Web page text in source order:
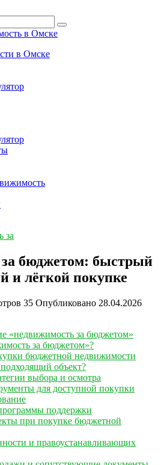
в Омске
за
бюджетом: быстрый
и лёгкой покупке
35 Опубликовано 28.04.2026
«недвижимость за бюджетом»
за бюджетом»?
бюджетной недвижимости
объект?
выбора и осмотра
для доступной покупки
поддержки
при покупке бюджетной
и правоустанавливающих